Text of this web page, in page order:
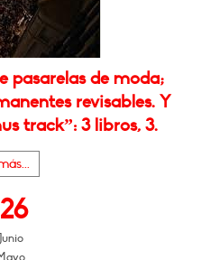
pasarelas de moda;
revisables. Y
track”: 3 libros, 3.